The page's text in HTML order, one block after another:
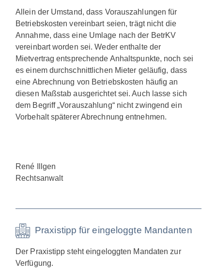
Allein der Umstand, dass Vorauszahlungen für
Betriebskosten vereinbart seien, trägt nicht die
Annahme, dass eine Umlage nach der BetrKV
vereinbart worden sei. Weder enthalte der
Mietvertrag entsprechende Anhaltspunkte, noch sei
es einem durchschnittlichen Mieter geläufig, dass
eine Abrechnung von Betriebskosten häufig an
diesen Maßstab ausgerichtet sei. Auch lasse sich
dem Begriff „Vorauszahlung“ nicht zwingend ein
Vorbehalt späterer Abrechnung entnehmen.
René Illgen
Rechtsanwalt
Praxistipp für eingeloggte Mandanten
Der Praxistipp steht eingeloggten Mandaten zur
Verfügung.